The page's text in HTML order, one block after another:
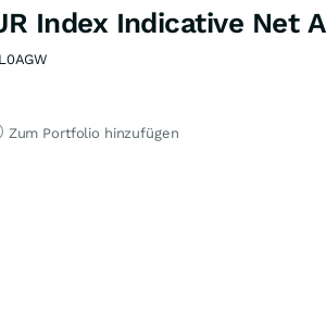
Index Indicative Net
Zum Portfolio hinzufügen